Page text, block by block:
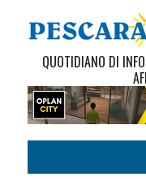
QUOTIDIANO DI